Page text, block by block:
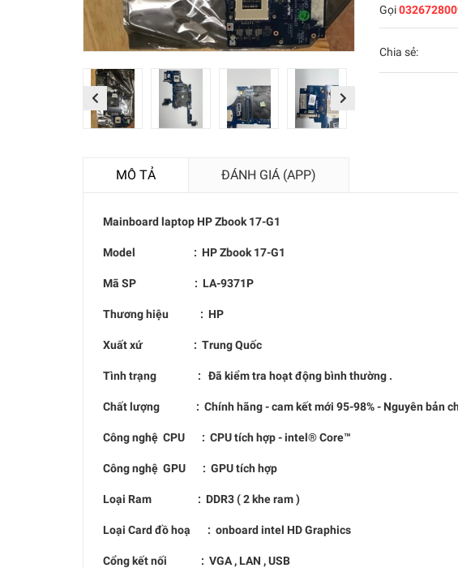
Previous Next
Gọi
Chia sẻ:
MÔ TẢ ĐÁNH GIÁ (APP)
Mainboard laptop HP Zbook 17-G1
Model : HP Zbook 17-G1
Mã SP : LA-9371P
Thương hiệu : HP
Xuất xứ : Trung Quốc
Tình trạng : Đã kiểm tra hoạt động bình thường .
Chất lượng : Chính hãng - cam kết mới 95-98% - Nguyên bản
Công nghệ CPU : CPU tích hợp - intel® Core™
Công nghệ GPU : GPU tích hợp
Loại Ram : DDR3 ( 2 khe ram )
Loại Card đồ hoạ : onboard intel HD Graphics
Cổng kết nối : VGA , LAN , USB